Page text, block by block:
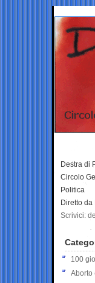
Destra di
Circolo
Politica
Diretto
Scrivici:
100
Aborto